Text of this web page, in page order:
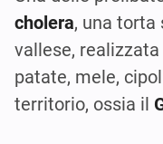
cholera, una torta
vallese,
patate, mele,
territorio, ossia il